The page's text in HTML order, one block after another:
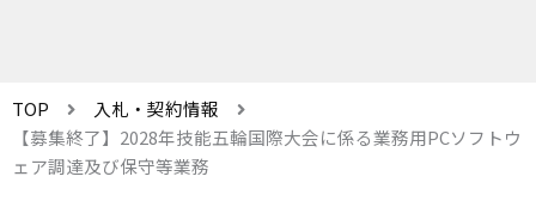
TOP
入札・契約情報
【募集終了】2028年技能五輪国際大会に係る業務用PCソフトウ
ェア調達及び保守等業務